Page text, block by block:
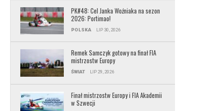
PK#48: Cel Janka Woźniaka na sezon
2026: Portimao!
POLSKA LIP 30, 2026
Remek Samczyk gotowy na finał FIA
mistrzostw Europy
ŚWIAT LIP 29, 2026
Finał mistrzostw Europy i FIA Akademii
w Szwecji